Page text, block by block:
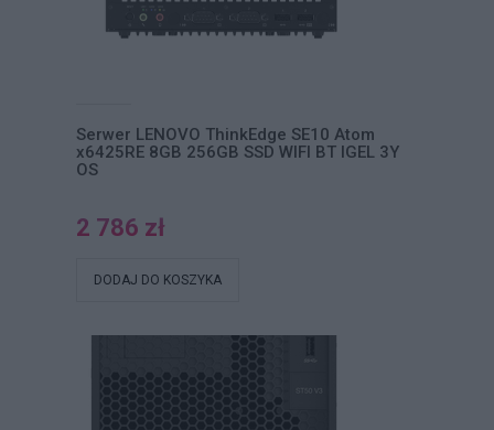
Serwer LENOVO ThinkEdge SE10 Atom
x6425RE 8GB 256GB SSD WIFI BT IGEL 3Y
OS
2 786 zł
DODAJ DO KOSZYKA